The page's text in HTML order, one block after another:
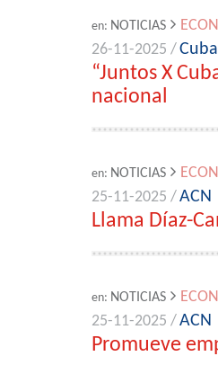
en: NOTICIAS
26-11-2025 /
“Juntos X
nacional
en: NOTICIAS
25-11-2025 /ACN
Llama Díaz-
en: NOTICIAS
25-11-2025 /ACN
Promueve